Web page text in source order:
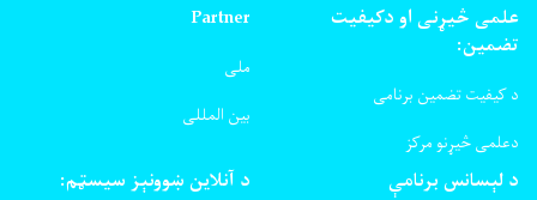
علمی څیړنی او دکیفیت
تضمین:
د کیفیت تضمین برنامی
دعلمی څیړنو مرکز
Partner
ملی
بین المللی
د لېسانس برنامې د آنلاین ښوونېز سیسټم: